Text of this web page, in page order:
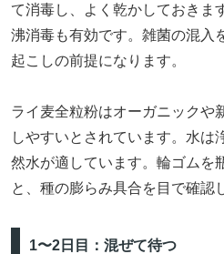
て消毒し、よく乾かしておきま
沸消毒も有効です。雑菌の混入
起こしの前提になります。
ライ麦全粒粉はオーガニックや
しやすいとされています。水は
然水が適しています。輪ゴムを
と、種の膨らみ具合を目で確認
1〜2日目：混ぜて待つ